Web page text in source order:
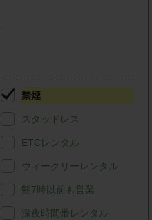
禁煙
スタッドレス
ETCレンタル
ウィークリーレンタル
朝7時以前も営業
深夜時間帯レンタル